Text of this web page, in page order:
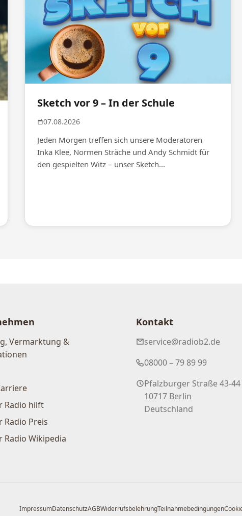
Sketch vor 9 – In der Schule
07.08.2026
Jeden Morgen treffen sich unsere Moderatoren
Inka Klee, Normen Sträche und Andy Schmidt für
den gespielten Witz – unser Sketch...
Vermarktung &
Radio hilft
Radio Preis
Radio Wikipedia
Kontakt
service@radiob2.de
08000 – 79 89 99
Pfalzburger Straße 43-44
10717 Berlin
Deutschland
ImpressumDatenschutzAGBWiderrufsbelehrungTeilnahmebedingungen